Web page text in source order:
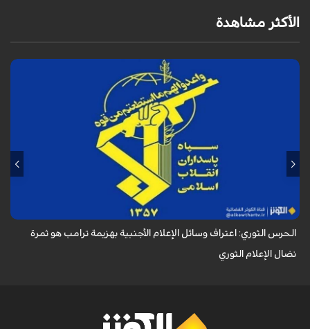
الأكثر مشاهدة
أكد الحرس الثوري في بيان له بمناسبة يوم الصحفي، وذكرى استشهاد الصحفي
محمود صارمي، أن اعتراف وسائل الإعلام الأجنبية بهزيمة ترامب هو ثمرة نضال
الحرس الثوري: اعتراف وسائل الإعلام الأجنبية بهزيمة ترامب هو ثمرة
نضال الإعلام الثوري